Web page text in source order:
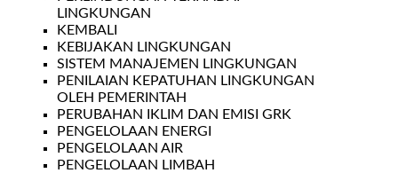
LINGKUNGAN
KEMBALI
KEBIJAKAN LINGKUNGAN
SISTEM MANAJEMEN LINGKUNGAN
PENILAIAN KEPATUHAN LINGKUNGAN
OLEH PEMERINTAH
PERUBAHAN IKLIM DAN EMISI GRK
PENGELOLAAN ENERGI
PENGELOLAAN AIR
PENGELOLAAN LIMBAH